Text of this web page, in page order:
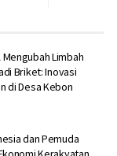
Mengubah Limbah
Briket: Inovasi
di Desa Kebon
dan Pemuda